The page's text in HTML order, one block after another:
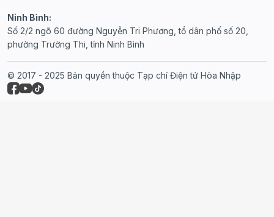
Ninh Bình:
Số 2/2 ngõ 60 đường Nguyễn Tri Phương, tổ dân phố số 20,
phường Trường Thi, tỉnh Ninh Bình
© 2017 - 2025 Bản quyền thuộc Tạp chí Điện tử Hòa Nhập